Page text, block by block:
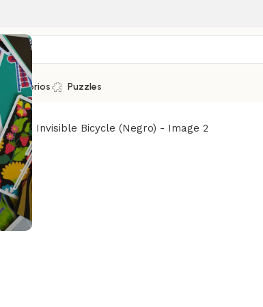
Accesorios Puzzles